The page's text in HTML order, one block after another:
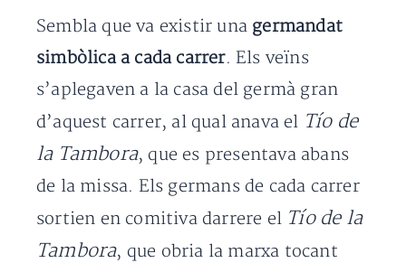
Sembla que va existir una germandat
simbòlica a cada carrer. Els veïns
s’aplegaven a la casa del germà gran
d’aquest carrer, al qual anava el Tío de
la Tambora, que es presentava abans
de la missa. Els germans de cada carrer
sortien en comitiva darrere el Tío de la
Tambora, que obria la marxa tocant